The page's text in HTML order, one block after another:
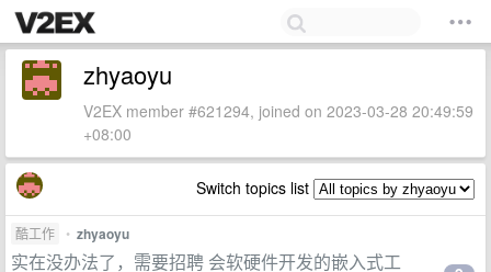
zhyaoyu
V2EX member #621294, joined on 2023-03-28 20:49:59
+08:00
Switch topics list
酷工作 • zhyaoyu
实在没办法了，需要招聘 会软硬件开发的嵌入式工